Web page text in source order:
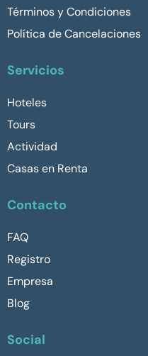
Términos y Condiciones
Política de Cancelaciones
Servicios
Hoteles
Tours
Actividad
Casas en Renta
Contacto
FAQ
Registro
Empresa
Blog
Social